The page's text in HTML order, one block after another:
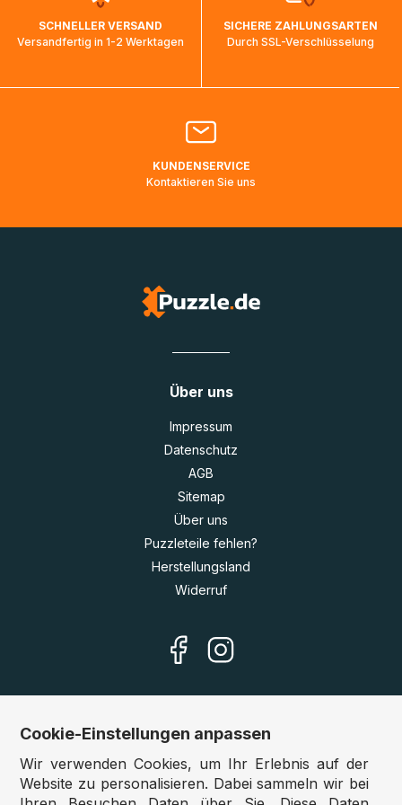
ankommen und von der dortigen Zustellorganisation weiter
bearbeitet werden.
Bitte kontaktieren Sie denKundenservicefalls Ihr Paket
Lieferadressen in Deutschland oder Europa mehrere Tage
SCHNELLER VERSAND
Versandfertig in 1-2 Werktagen
SICHERE ZAHLUNGSARTEN
Durch SSL-Verschlüsselung
KUNDENSERVICE
Kontaktieren Sie uns
Über uns
Impressum
Datenschutz
AGB
Sitemap
Über uns
Puzzleteile fehlen?
Herstellungsland
Widerruf
Unsere Shops
Deutschland:www.puzzle.de
Cookie-Einstellungen anpassen
Wir verwenden Cookies, um Ihr Erlebnis auf der
Website zu personalisieren. Dabei sammeln wir bei